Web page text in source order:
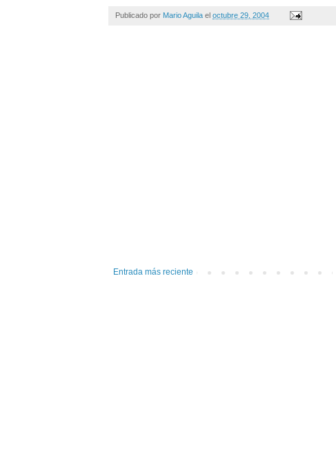
Publicado por Mario Aguila el octubre 29, 2004
Entrada más reciente